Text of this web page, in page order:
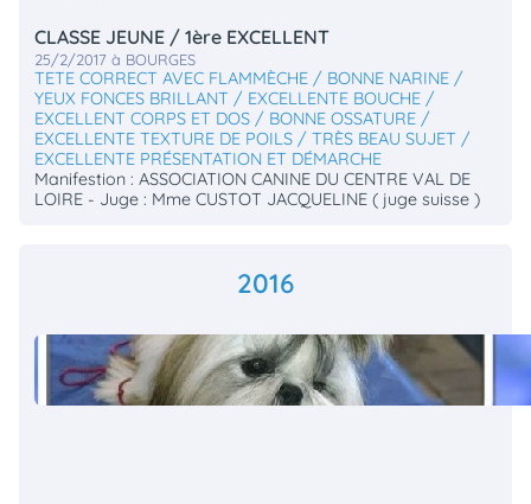
CLASSE JEUNE / 1ère EXCELLENT
25/2/2017 à BOURGES
TETE CORRECT AVEC FLAMMÈCHE / BONNE NARINE /
YEUX FONCES BRILLANT / EXCELLENTE BOUCHE /
EXCELLENT CORPS ET DOS / BONNE OSSATURE /
EXCELLENTE TEXTURE DE POILS / TRÈS BEAU SUJET /
EXCELLENTE PRÉSENTATION ET DÉMARCHE
Manifestion : ASSOCIATION CANINE DU CENTRE VAL DE
LOIRE - Juge : Mme CUSTOT JACQUELINE ( juge suisse )
2016